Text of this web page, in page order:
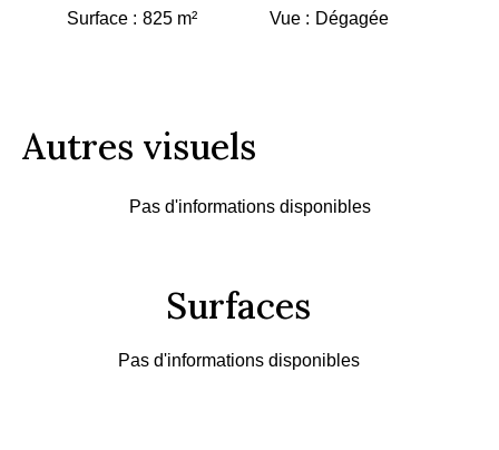
Surface 825 m² Vue Dégagée
Autres visuels
Pas d'informations disponibles
Surfaces
Pas d'informations disponibles